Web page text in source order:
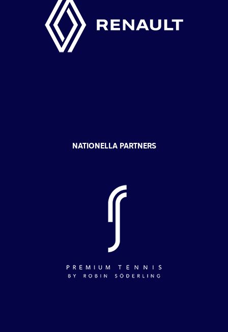
NATIONELLA PARTNERS